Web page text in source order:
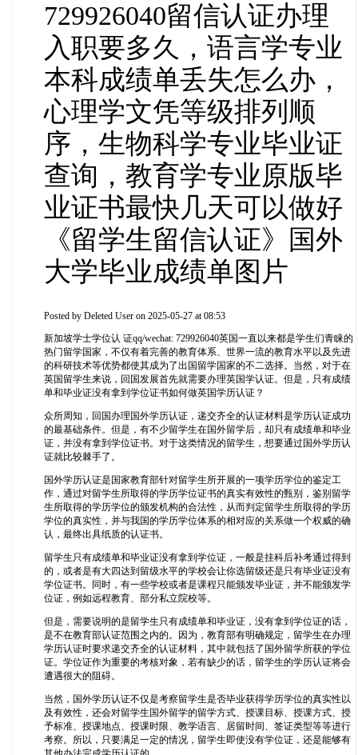
729926040留信认证办理
入职要多久，语言学专业
本科成绩单丢失怎么办，
心理学文凭等级排列顺
序，生物科学专业毕业证
查询，教育学专业原版毕
业证书最快几天可以做好
《留学生留信认证》国外
大学毕业成绩单图片
Posted byDeleted User on 2025-05-27 at 08:53
新加坡学士学位认 证qq/wechat: 729926040英国一直以来都是学生们青睐的
热门留学国家，不仅有着完善的教育体系、世界一流的教育水平以及先进
的科研技术等优势都使其成为了出国留学国家的不二选择。当然，对于在
英国留学生来说，回国发展首先就需要办理英国学认证。但是，只有成绩
单和毕业证没有拿到学位证书如何做英国学历认证？
众所周知，回国办理国外学历认证，递交齐全的认证材料是学历认证成功
的最基础条件。但是，有不少留学生在国外留学后，却只有成绩单和毕业
证，并没有拿到学位证书。对于这类情况的留学生，想要通过国外学历认
证就比较棘手了。
国外学历认证是国家教育部针对留学生所开展的一项学历学位的鉴定工
作，通过对留学生所取得的学历学位证书的真实有效性的甄别，鉴别留学
生所取得的学历学位的颁发机构的合法性，从而判定留学生所取得的学历
学位的真实性，并与我国的学历学位体系的相对应的关系做一个权威的确
认，最终出具纸质的认证书。
留学生只有成绩单和毕业证没有拿到学位证，一般是挂科后补考通过得到
的，或者是有大四达到留级水平的学校会让你选留级还是只有毕业证没有
学位证书。同时，有一些学校或者是课程只能颁发毕业证，并不能颁发学
位证，例如远程教育、部分私立院校等。
但是，需要说明的是留学生只有成绩单和毕业证，没有拿到学位证的话，
是不在教育部认证范围之内的。因为，教育部有明确规定，留学生在办理
学历认证时要求递交齐全的认证材料，其中就包括了国外留学所获的学位
证。学位证作为重要的考核对象，若有缺少的话，留学生的学历认证将会
遭遇很大的阻碍。
当然，国外学历认证不仅是考察留学生是否毕业获得学历学位的真实性以
及有效性，还会对留学生国外留学的留学方式、授课目标、授课方式、授
予标准、授课地点、授课时限、教学语言、居留时间、签证类型等等进行
考察。所以，只要满足一定的情况，留学生即使没有学位证，还是能够有